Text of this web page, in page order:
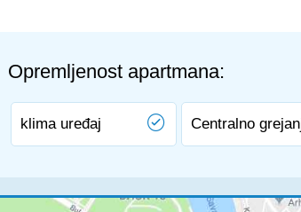
Opremljenost apartmana:
klima uređaj Centralno